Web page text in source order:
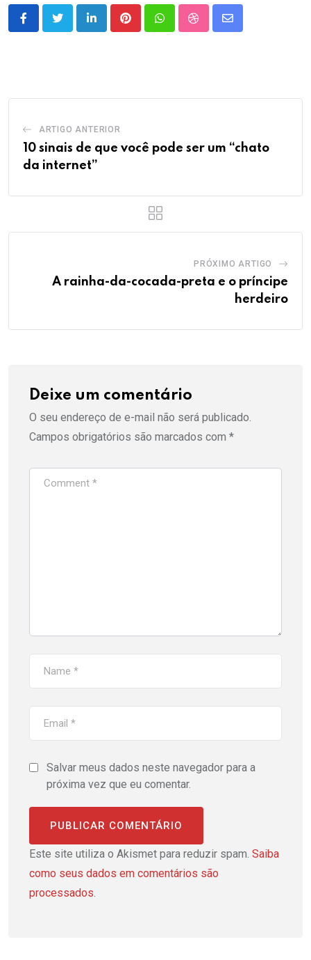
LinkedInPinterestWhatsappStumbleUpon
Share
ARTIGO ANTERIOR
10 sinais de que você pode ser um “chato
da internet”
PRÓXIMO ARTIGO
A rainha-da-cocada-preta e o príncipe
herdeiro
Deixe um comentário
O seu endereço de e-mail não será publicado.
Campos obrigatórios são marcados com *
Salvar meus dados neste navegador para a
próxima vez que eu comentar.
Este site utiliza o Akismet para reduzir spam. Saiba
como seus dados em comentários são
processados.